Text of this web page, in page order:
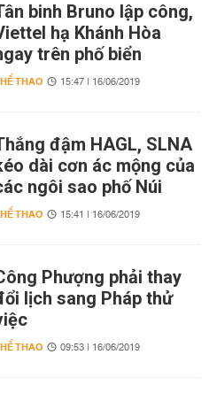
binh Bruno lập công,
hạ Khánh Hòa
trên phố biển
THAO 15:47 | 16/06/2019
đậm HAGL, SLNA
dài cơn ác mộng của
ngôi sao phố Núi
THAO 15:41 | 16/06/2019
Phượng phải thay
lịch sang Pháp thử
THAO 09:53 | 16/06/2019